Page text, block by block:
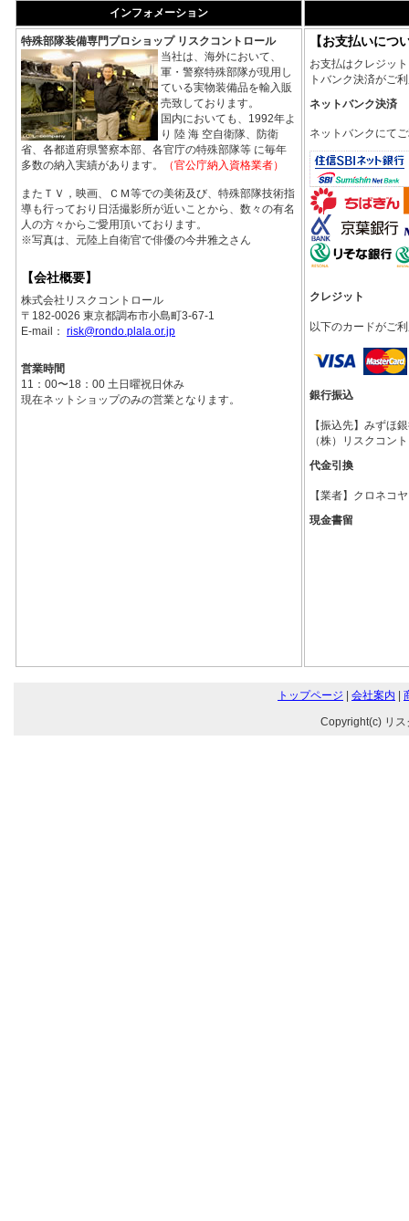
インフォメーション
特殊部隊装備専門プロショップ リスクコントロール
当社は、海外において、
軍・警察特殊部隊が現用し
ている実物装備品を輸入販
売致しております。
国内においても、1992年よ
り 陸 海 空自衛隊、防衛
省、各都道府県警察本部、各官庁の特殊部隊等 に毎年
多数の納入実績があります。
（官公庁納入資格業者）
またＴＶ，映画、ＣＭ等での美術及び、特殊部隊技術指
導も行っており日活撮影所が近いことから、数々の有名
人の方々からご愛用頂いております。
※写真は、元陸上自衛官で俳優の今井雅之さん
【会社概要】
株式会社リスクコントロール
〒182-0026 東京都調布市小島町3-67-1
E-mail： risk@rondo.plala.or.jp
営業時間
11：00〜18：00 土日曜祝日休み
現在ネットショップのみの営業となります。
【お支払いにつ
お支払はクレジッ
トバンク決済がご
ネットバンク決済
ネットバンクにて
クレジット
以下のカードがご
銀行振込
【振込先】みずほ
（株）リスクコン
代金引換
【業者】クロネコ
現金書留
トップページ | 会社案内 |
Copyright(c) リ